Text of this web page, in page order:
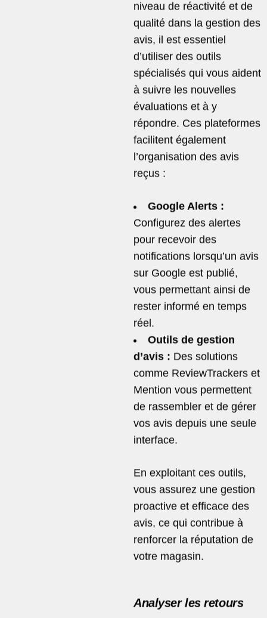
niveau de réactivité et de
qualité dans la gestion des
avis, il est essentiel
d’utiliser des outils
spécialisés qui vous aident
à suivre les nouvelles
évaluations et à y
répondre. Ces plateformes
facilitent également
l’organisation des avis
reçus :
Google Alerts :
Configurez des alertes
pour recevoir des
notifications lorsqu’un avis
sur Google est publié,
vous permettant ainsi de
rester informé en temps
réel.
Outils de gestion
d’avis : Des solutions
comme ReviewTrackers et
Mention vous permettent
de rassembler et de gérer
vos avis depuis une seule
interface.
En exploitant ces outils,
vous assurez une gestion
proactive et efficace des
avis, ce qui contribue à
renforcer la réputation de
votre magasin.
Analyser les retours